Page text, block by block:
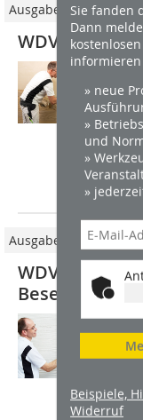
Sie fanden
Dann
» neue
»
und
»
»
Beispiele,
Widerruf
Ausgabe 3/2026
WDVS
Ausgabe 9/2025
WDVS
Besenstrich
Mit